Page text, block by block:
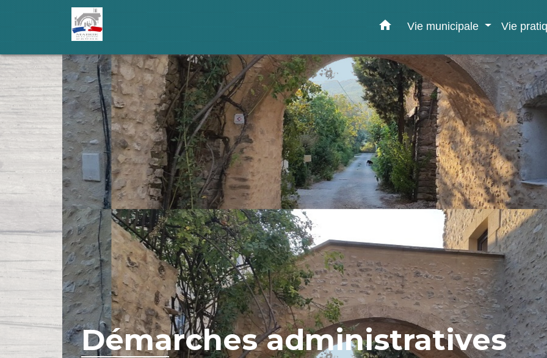
home Vie municipale Vie
Démarches administratives